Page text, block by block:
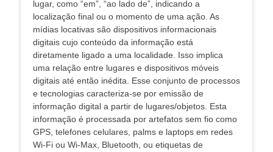
lugar, como “em”, “ao lado de”, indicando a
localização final ou o momento de uma ação. As
mídias locativas são dispositivos informacionais
digitais cujo conteúdo da informação está
diretamente ligado a uma localidade. Isso implica
uma relação entre lugares e dispositivos móveis
digitais até então inédita. Esse conjunto de processos
e tecnologias caracteriza-se por emissão de
informação digital a partir de lugares/objetos. Esta
informação é processada por artefatos sem fio como
GPS, telefones celulares, palms e laptops em redes
Wi-Fi ou Wi-Max, Bluetooth, ou etiquetas de